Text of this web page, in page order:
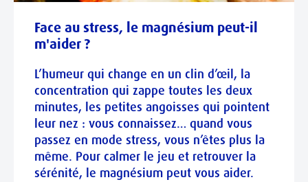
Face au stress, le magnésium peut-il
m'aider ?
L’humeur qui change en un clin d’œil, la
concentration qui zappe toutes les deux
minutes, les petites angoisses qui pointent
leur nez : vous connaissez… quand vous
passez en mode stress, vous n’êtes plus la
même. Pour calmer le jeu et retrouver la
sérénité, le magnésium peut vous aider.